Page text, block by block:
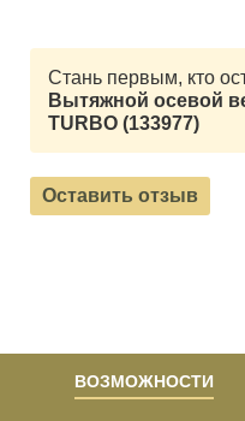
Стань первым, кто
Вытяжной осевой
TURBO (133977)
Оставить отзыв
ВОЗМОЖНОСТИ